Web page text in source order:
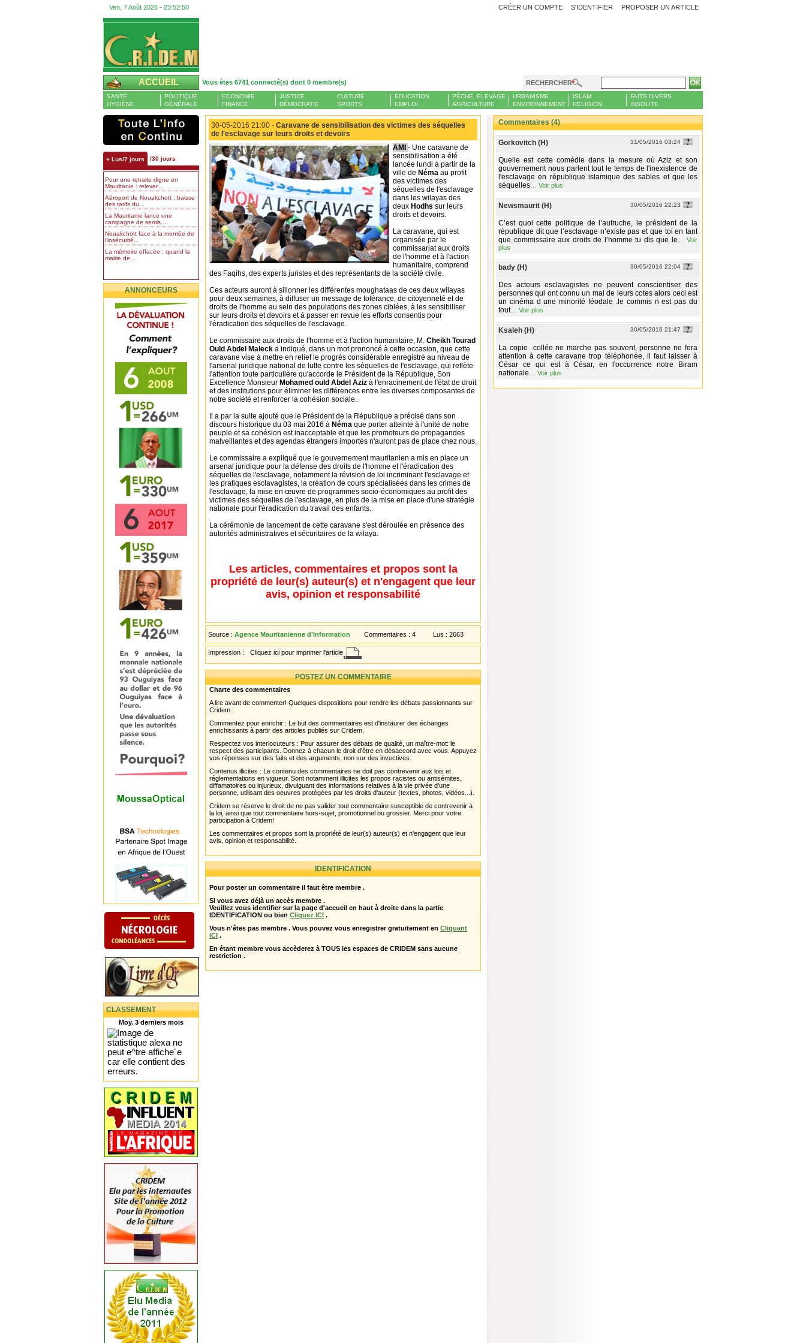
Ven, 7 Août 2026 - 23:52:51 PROPOSER UN ARTICLE
CRÉER UN COMPTE S'IDENTIFIER
ACCUEIL Vous êtes 6741 connecté(s) dont 0 membre(s) RECHERCHER
SANTÉ
HYGIÈNE
POLITIQUE
GÉNÉRALE
ECONOMIE
FINANCE
JUSTICE
DÉMOCRATIE
CULTURE
SPORTS
EDUCATION
EMPLOI
PÊCHE, ELEVAGE
AGRICULTURE
URBANISME
ENVIRONNEMENT
ISLAM
RELIGION
FAITS DIVERS
INSOLITE
+ Lus/7 jours /30 jours
Pour une retraite digne en
Mauritanie : relever...
Aéroport de Nouakchott : baisse
des tarifs du...
La Mauritanie lance une
campagne de semis...
Nouakchott face à la montée de
l’insécurité...
La mémoire effacée : quand la
mairie de...
ANNONCEURS
CLASSEMENT
Moy. 3 derniers mois
30-05-2016 21:00 - Caravane de sensibilisation des victimes des séquelles
de l'esclavage sur leurs droits et devoirs
AMI - Une caravane de
sensibilisation a été
lancée lundi à partir de la
ville de Néma au profit
des victimes des
séquelles de l'esclavage
dans les wilayas des
deux Hodhs sur leurs
droits et devoirs.
La caravane, qui est
organisée par le
commissariat aux droits
de l'homme et à l'action
humanitaire, comprend
des Faqihs, des experts juristes et des représentants de la société civile.
Ces acteurs auront à sillonner les différentes moughataas de ces deux wilayas
pour deux semaines, à diffuser un message de tolérance, de citoyenneté et de
droits de l'homme au sein des populations des zones ciblées, à les sensibiliser
sur leurs droits et devoirs et à passer en revue les efforts consentis pour
l'éradication des séquelles de l'esclavage.
Le commissaire aux droits de l'homme et à l'action humanitaire, M. Cheikh Tourad
Ould Abdel Maleck a indiqué, dans un mot prononcé à cette occasion, que cette
caravane vise à mettre en relief le progrès considérable enregistré au niveau de
l'arsenal juridique national de lutte contre les séquelles de l'esclavage, qui reflète
l'attention toute particulière qu'accorde le Président de la République, Son
Excellence Monsieur Mohamed ould Abdel Aziz à l'enracinement de l'état de droit
et des institutions pour éliminer les différences entre les diverses composantes de
notre société et renforcer la cohésion sociale.
Il a par la suite ajouté que le Président de la République a précisé dans son
discours historique du 03 mai 2016 à Néma que porter atteinte à l'unité de notre
peuple et sa cohésion est inacceptable et que les promoteurs de propagandes
malveillantes et des agendas étrangers importés n'auront pas de place chez nous.
Le commissaire a expliqué que le gouvernement mauritanien a mis en place un
arsenal juridique pour la défense des droits de l'homme et l'éradication des
séquelles de l'esclavage, notamment la révision de loi incriminant l'esclavage et
les pratiques esclavagistes, la création de cours spécialisées dans les crimes de
l'esclavage, la mise en œuvre de programmes socio-économiques au profit des
victimes des séquelles de l'esclavage, en plus de la mise en place d'une stratégie
nationale pour l'éradication du travail des enfants.
La cérémonie de lancement de cette caravane s'est déroulée en présence des
autorités administratives et sécuritaires de la wilaya.
Les articles, commentaires et propos sont la
propriété de leur(s) auteur(s) et n'engagent que leur
avis, opinion et responsabilité
Source : Agence Mauritanienne d'Information Commentaires : 4 Lus : 2663
Impression : Cliquez ici pour imprimer l'article
POSTEZ UN COMMENTAIRE
Charte des commentaires
A lire avant de commenter! Quelques dispositions pour rendre les débats passionnants sur
Cridem :
Commentez pour enrichir : Le but des commentaires est d'instaurer des échanges
enrichissants à partir des articles publiés sur Cridem.
Respectez vos interlocuteurs : Pour assurer des débats de qualité, un maître-mot: le
respect des participants. Donnez à chacun le droit d'être en désaccord avec vous. Appuyez
vos réponses sur des faits et des arguments, non sur des invectives.
Contenus illicites : Le contenu des commentaires ne doit pas contrevenir aux lois et
réglementations en vigueur. Sont notamment illicites les propos racistes ou antisémites,
diffamatoires ou injurieux, divulguant des informations relatives à la vie privée d'une
personne, utilisant des oeuvres protégées par les droits d'auteur (textes, photos, vidéos...).
Cridem se réserve le droit de ne pas valider tout commentaire susceptible de contrevenir à
la loi, ainsi que tout commentaire hors-sujet, promotionnel ou grossier. Merci pour votre
participation à Cridem!
Les commentaires et propos sont la propriété de leur(s) auteur(s) et n'engagent que leur
avis, opinion et responsabilité.
IDENTIFICATION
Pour poster un commentaire il faut être membre .
Si vous avez déjà un accès membre .
Veuillez vous identifier sur la page d'accueil en haut à droite dans la partie
IDENTIFICATION ou bien Cliquez ICI .
Vous n'êtes pas membre . Vous pouvez vous enregistrer gratuitement en Cliquant
ICI .
En étant membre vous accèderez à TOUS les espaces de CRIDEM sans aucune
restriction .
Commentaires (4)
Gorkovitch (H) 31/05/2016 03:24
Quelle est cette comédie dans la mesure où Aziz et son
gouvernement nous parlent tout le temps de l'inexistence de
l'esclavage en république islamique des sables et que les
séquelles
Voir plus
Newsmaurit (H) 30/05/2016 22:23
C’est quoi cette politique de l’autruche, le président de la
république dit que l’esclavage n’existe pas et que toi en tant
que commissaire aux droits de l’homme tu dis que le
Voir
plus
bady (H) 30/05/2016 22:04
Des acteurs esclavagistes ne peuvent conscientiser des
personnes qui ont connu un mal de leurs cotes alors ceci est
un cinéma d une minorité féodale .le commis n est pas du
tout… Voir plus
Ksaleh (H) 30/05/2016 21:47
La copie -collée ne marche pas souvent, personne ne fera
attention à cette caravane trop téléphonée, il faut laisser à
César ce qui est à César, en l'occurrence notre Biram
nationale
Voir plus